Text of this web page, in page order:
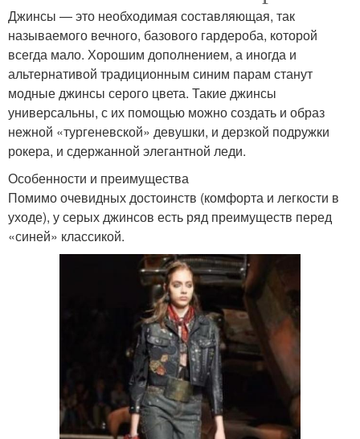
Джинсы — это необходимая составляющая, так
называемого вечного, базового гардероба, которой
всегда мало. Хорошим дополнением, а иногда и
альтернативой традиционным синим парам станут
модные джинсы серого цвета. Такие джинсы
универсальны, с их помощью можно создать и образ
нежной «тургеневской» девушки, и дерзкой подружки
рокера, и сдержанной элегантной леди.
Особенности и преимущества
Помимо очевидных достоинств (комфорта и легкости в
уходе), у серых джинсов есть ряд преимуществ перед
«синей» классикой.